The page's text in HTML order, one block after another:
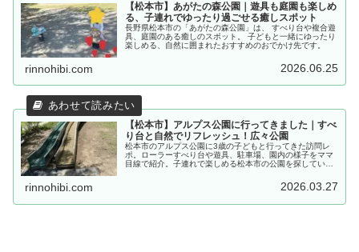
【松本市】あがたの森公園｜遊具も庭園も楽しめ
る、子連れでゆったり過ごせる癒しスポット
長野県松本市の「あがたの森公園」は、 すべり台や複合遊
具、庭園のある癒しのスポット。 子どもと一緒にゆったり
楽しめる、自然に囲まれたおすすめのおでかけ先です。
rinnohibi.com 2026.06.25
【松本市】アルプス公園に行ってきました｜すべ
り台と自然でリフレッシュ！広々公園
松本市のアルプス公園に3歳の子どもと行ってきた訪問レ
ポ。ローラーすべり台や遊具、駐車場、園内の様子をママ
目線で紹介。子連れで楽しめる松本市の公園を探している
rinnohibi.com 2026.03.27